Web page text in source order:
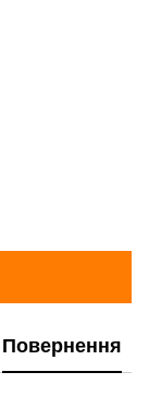
Повернення